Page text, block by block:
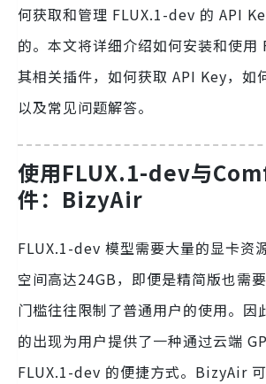
何获取和管理 FLUX.1-dev 的 API
的。本文将详细介绍如何安装和使用
其相关插件，如何获取 API Key，如
以及常见问题解答。
使用FLUX.1-dev与
件：BizyAir
FLUX.1-dev 模型需要大量的显卡资
空间高达24GB，即便是精简版也需
门槛往往限制了普通用户的使用。
的出现为用户提供了一种通过云端
FLUX.1-dev 的便捷方式。BizyAir